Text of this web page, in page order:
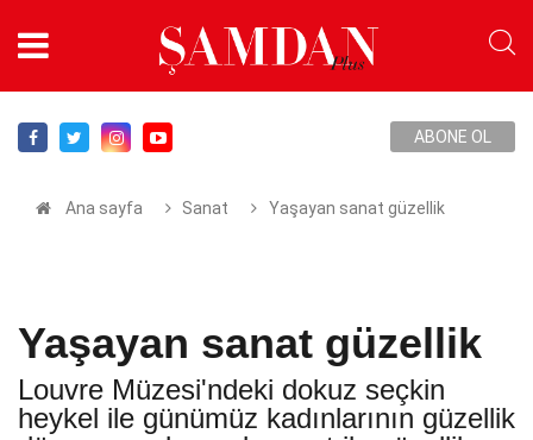
ABONE OL
Ana sayfa Sanat Yaşayan sanat güzellik
Yaşayan sanat güzellik
Louvre Müzesi'ndeki dokuz seçkin
heykel ile günümüz kadınlarının güzellik